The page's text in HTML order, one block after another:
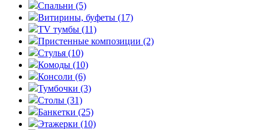
Спальни (5)
Витирины, буфеты (17)
TV тумбы (11)
Пристенные композиции (2)
Стулья (10)
Комоды (10)
Консоли (6)
Тумбочки (3)
Столы (31)
Банкетки (25)
Этажерки (10)